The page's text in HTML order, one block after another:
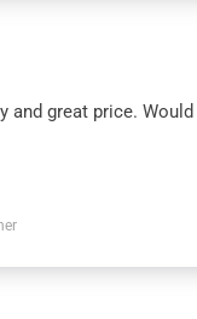
and great price. Would